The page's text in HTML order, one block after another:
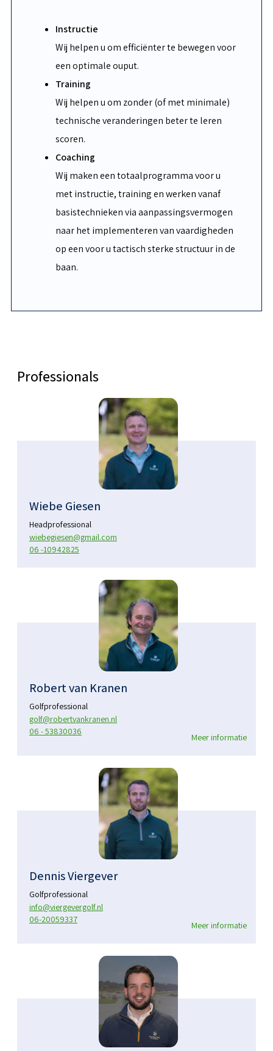
Instructie
Wij helpen u om efficiënter te bewegen voor
een optimale ouput.
Training
Wij helpen u om zonder (of met minimale)
technische veranderingen beter te leren
scoren.
Coaching
Wij maken een totaalprogramma voor u
met instructie, training en werken vanaf
basistechnieken via aanpassingsvermogen
naar het implementeren van vaardigheden
op een voor u tactisch sterke structuur in de
baan.
Professionals
Wiebe Giesen
Headprofessional
wiebegiesen@gmail.com
06 -10942825
Robert van Kranen
Golfprofessional
golf@robertvankranen.nl
06 - 53830036
Meer informatie
Dennis Viergever
Golfprofessional
info@viergevergolf.nl
06-20059337
Meer informatie